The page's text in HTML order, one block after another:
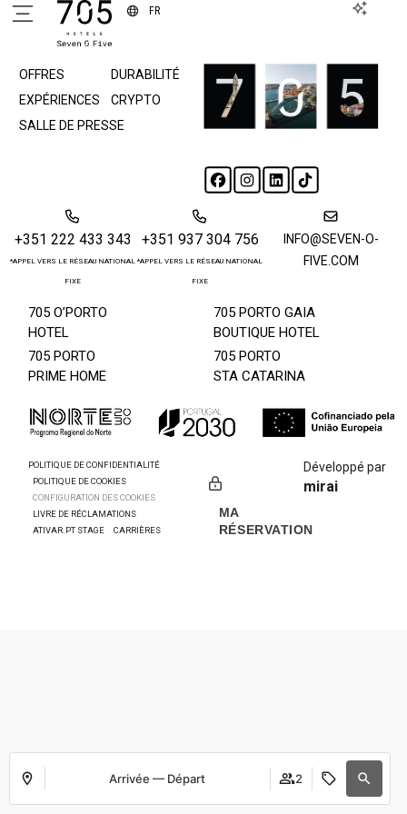
FR
Arrivée — Départ 2
À PROPOS
ÉVÉNEMENTS
OFFRES
DURABILITÉ
EXPÉRIENCES
CRYPTO
SALLE DE PRESSE
+351 222 433 343
*APPEL VERS LE RÉSEAU NATIONAL
FIXE
+351 937 304 756
*APPEL VERS LE RÉSEAU NATIONAL
FIXE
INFO@SEVEN-O-
FIVE.COM
705 O’PORTO
HOTEL
705 PORTO GAIA
BOUTIQUE HOTEL
705 PORTO
PRIME HOME
705 PORTO
STA CATARINA
POLITIQUE DE CONFIDENTIALITÉ
POLITIQUE DE COOKIES
CONFIGURATION DES COOKIES
LIVRE DE RÉCLAMATIONS
ATIVAR.PT STAGE
CARRIÈRES
MA
RÉSERVATION
Développé par
mirai